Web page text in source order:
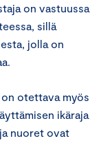
on vastuussa
sillä
jolla on
otettava myös
ikäraja
nuoret ovat